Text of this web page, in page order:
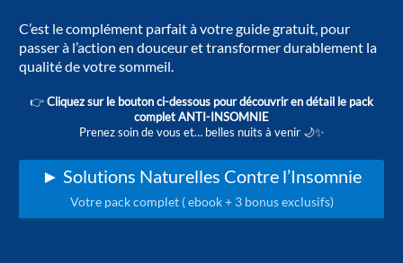
C’est le complément parfait à votre guide gratuit, pour
passer à l’action en douceur et transformer durablement la
qualité de votre sommeil.
👉Cliquez sur le bouton ci-dessous pour découvrir en détail le pack
complet ANTI-INSOMNIE
Prenez soin de vous et… belles nuits à venir 🌙✨
► Solutions Naturelles Contre l’Insomnie
Votre pack complet ( ebook + 3 bonus exclusifs)